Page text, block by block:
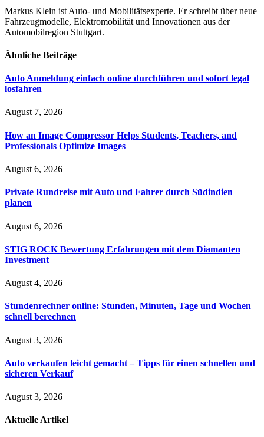
Markus Klein ist Auto- und Mobilitätsexperte. Er schreibt über neue
Fahrzeugmodelle, Elektromobilität und Innovationen aus der
Automobilregion Stuttgart.
Ähnliche Beiträge
Auto Anmeldung einfach online durchführen und sofort legal
losfahren
August 7, 2026
How an Image Compressor Helps Students, Teachers, and
Professionals Optimize Images
August 6, 2026
Private Rundreise mit Auto und Fahrer durch Südindien
planen
August 6, 2026
STIG ROCK Bewertung Erfahrungen mit dem Diamanten
Investment
August 4, 2026
Stundenrechner online: Stunden, Minuten, Tage und Wochen
schnell berechnen
August 3, 2026
Auto verkaufen leicht gemacht – Tipps für einen schnellen und
sicheren Verkauf
August 3, 2026
Aktuelle Artikel